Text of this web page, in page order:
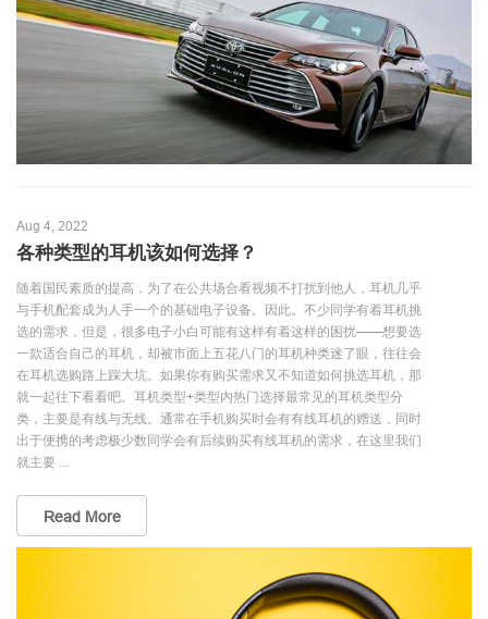
Aug 4, 2022
各种类型的耳机该如何选择？
随着国民素质的提高，为了在公共场合看视频不打扰到他人，耳机几乎
与手机配套成为人手一个的基础电子设备。因此。不少同学有着耳机挑
选的需求，但是，很多电子小白可能有这样有着这样的困扰——想要选
一款适合自己的耳机，却被市面上五花八门的耳机种类迷了眼，往往会
在耳机选购路上踩大坑。如果你有购买需求又不知道如何挑选耳机，那
就一起往下看看吧。耳机类型+类型内热门选择最常见的耳机类型分
类，主要是有线与无线。通常在手机购买时会有有线耳机的赠送，同时
出于便携的考虑极少数同学会有后续购买有线耳机的需求，在这里我们
就主要 ...
Read More